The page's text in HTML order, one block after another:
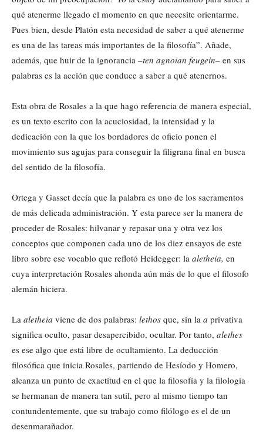
qué atenerme llegado el momento en que necesite orientarme.
Pues bien, desde Platón esta necesidad de saber a qué atenerme
es una de las tareas más importantes de la filosofía”. Añade,
además, que huir de la ignorancia –ten agnoian feugein– en sus
palabras es la acción que conduce a saber a qué atenernos.
Esta obra de Rosales a la que hago referencia de manera especial,
es un texto escrito con la acuciosidad, la intensidad y la
dedicación con la que los bordadores de oficio ponen el
movimiento sus agujas para conseguir la filigrana final en busca
del sentido de la filosofía.
Ortega y Gasset decía que la palabra es uno de los sacramentos
de más delicada administración. Y esta parece ser la manera de
proceder de Rosales: hilvanar y repasar una y otra vez los
conceptos que componen cada uno de los diez ensayos de este
libro sobre ese vocablo que reflotó Heidegger: la aletheia, en
cuya interpretación Rosales ahonda aún más de lo que el filosofo
alemán hiciera.
La aletheia viene de dos palabras: lethos que, sin la a privativa
significa oculto, pasar desapercibido, ocultar. Por tanto, alethes
es ese algo que está libre de ocultamiento. La deducción
filosófica que inicia Rosales, partiendo de Hesíodo y Homero,
alcanza un punto de exactitud en el que la filosofía y la filología
se hermanan de manera tan sutil, pero al mismo tiempo tan
contundentemente, que su trabajo como filólogo es el de un
desenmarañador.